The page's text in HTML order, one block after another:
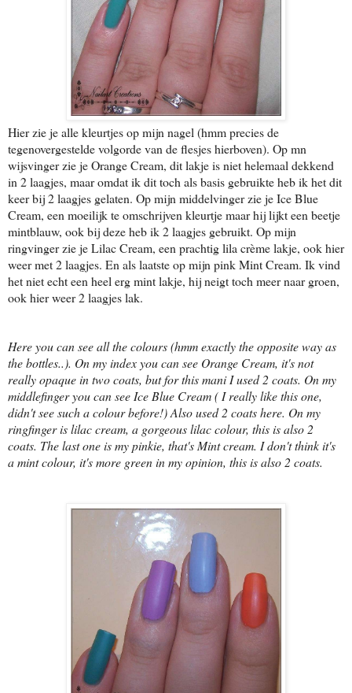
Hier zie je alle kleurtjes op mijn nagel (hmm precies de
tegenovergestelde volgorde van de flesjes hierboven). Op mn
wijsvinger zie je Orange Cream, dit lakje is niet helemaal dekkend
in 2 laagjes, maar omdat ik dit toch als basis gebruikte heb ik het dit
keer bij 2 laagjes gelaten. Op mijn middelvinger zie je Ice Blue
Cream, een moeilijk te omschrijven kleurtje maar hij lijkt een beetje
mintblauw, ook bij deze heb ik 2 laagjes gebruikt. Op mijn
ringvinger zie je Lilac Cream, een prachtig lila crème lakje, ook hier
weer met 2 laagjes. En als laatste op mijn pink Mint Cream. Ik vind
het niet echt een heel erg mint lakje, hij neigt toch meer naar groen,
ook hier weer 2 laagjes lak.
Here you can see all the colours (hmm exactly the opposite way as
the bottles..). On my index you can see Orange Cream, it's not
really opaque in two coats, but for this mani I used 2 coats. On my
middlefinger you can see Ice Blue Cream ( I really like this one,
didn't see such a colour before!) Also used 2 coats here. On my
ringfinger is lilac cream, a gorgeous lilac colour, this is also 2
coats. The last one is my pinkie, that's Mint cream. I don't think it's
a mint colour, it's more green in my opinion, this is also 2 coats.